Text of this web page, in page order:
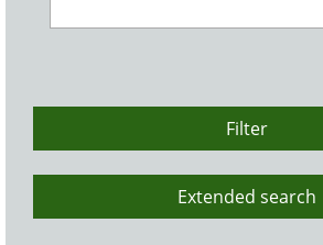
Filter
Extended search